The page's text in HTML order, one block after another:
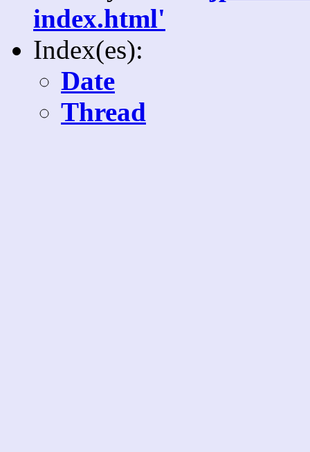
index.html'
Index(es):
Date
Thread